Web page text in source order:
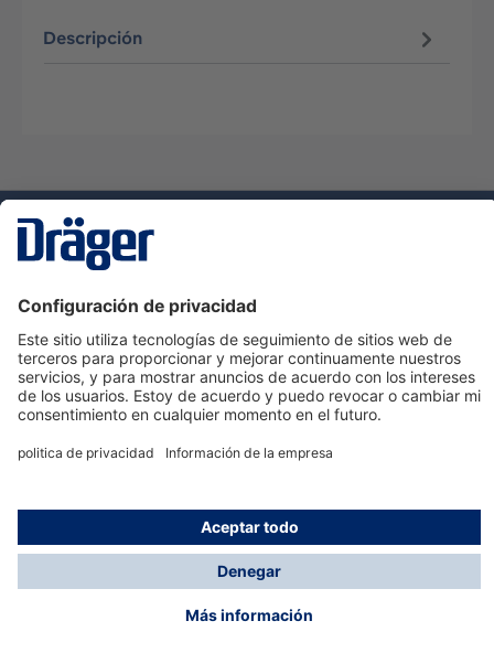
Descripción
Servicio de atención al cliente de Dräger
Ayuda
Información
© Dräger Hispania S.A.U., 2024
*Todos los precios no incluyen IVA y posibles gastos
de envío, salvo que indique lo contrario